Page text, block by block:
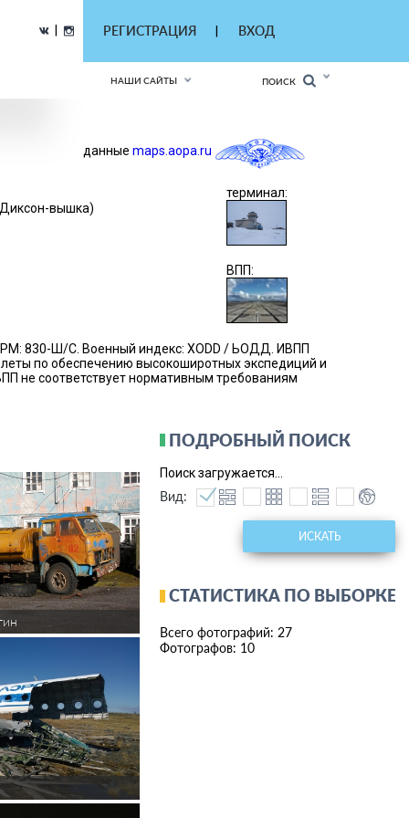
РЕГИСТРАЦИЯ ВХОД
НАШИ САЙТЫ ПОИСК
данные maps.aopa.ru
вышка)
терминал:
ВПП:
830-Ш/С. Военный индекс: XODD / ЬОДД. ИВПП
по обеспечению высокоширотных экспедиций и
не соответствует нормативным требованиям
ПОДРОБНЫЙ ПОИСК
Поиск загружается...
Вид:
ИСКАТЬ
СТАТИСТИКА ПО ВЫБОРКЕ
Всего фотографий: 27
Фотографов: 10